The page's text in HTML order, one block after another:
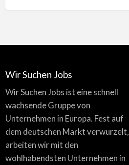
Wir Suchen Jobs
Wir Suchen Jobs ist eine schnell
wachsende Gruppe von
Unternehmen in Europa. Fest auf
dem deutschen Markt verwurzelt,
arbeiten wir mit den
wohlhabendsten Unternehmen in